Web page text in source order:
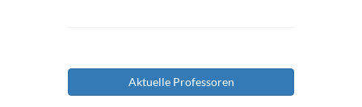
Aktuelle Professoren